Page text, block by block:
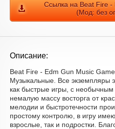
Ссылка на Beat Fire -
(Мод: без
Описание:
Beat Fire - Edm Gun Music
Музыкальные. Все экземпляры
как быстрые игры, с
немалую массу восторга от
мелодии и быстротечности
простому контролю, в игру
взрослые, так и подростки.